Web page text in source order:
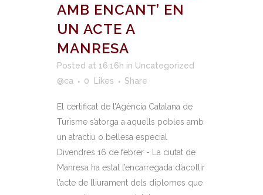
AMB ENCANT’ EN
UN ACTE A
MANRESA
Posted at 16:16h in Uncategorized
@ca
0 Likes Share
El certificat de l’Agència Catalana de
Turisme s’atorga a aquells pobles amb
un atractiu o bellesa especial
Divendres 16 de febrer - La ciutat de
Manresa ha estat l’encarregada d’acollir
l’acte de lliurament dels diplomes que